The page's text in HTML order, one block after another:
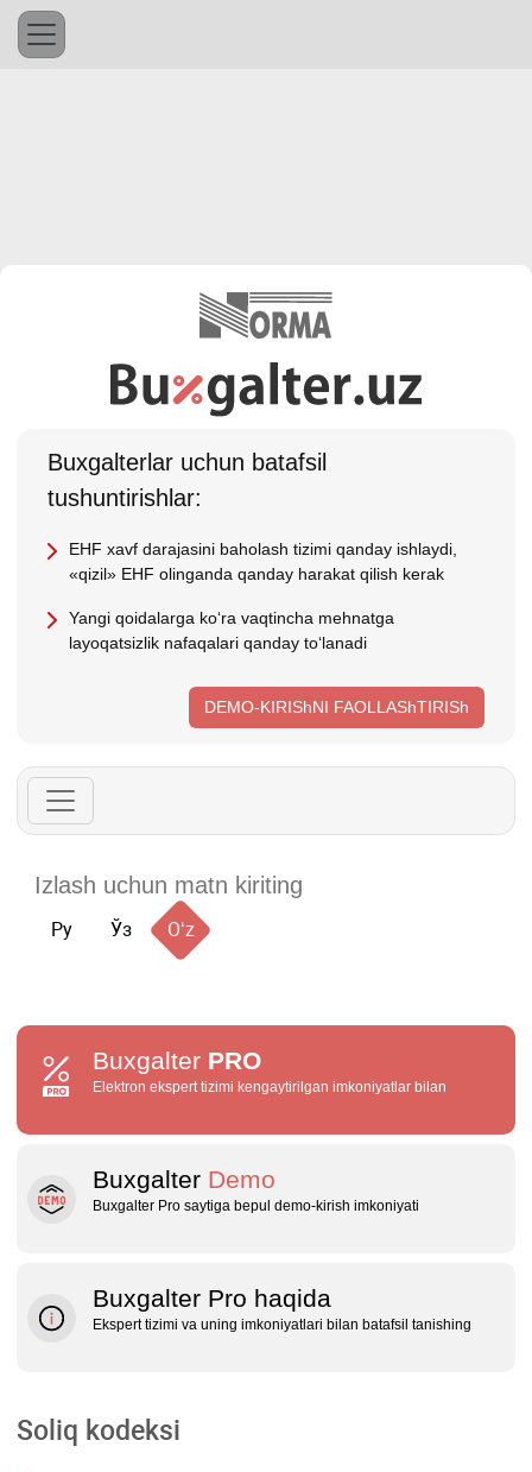
Buхgalterlar uchun batafsil
tushuntirishlar:
EHF хavf darajasini baholash tizimi qanday ishlaydi,
«qizil» EHF olinganda qanday harakat qilish kerak
Yangi qoidalarga koʻra vaqtincha mehnatga
layoqatsizlik nafaqalari qanday toʻlanadi
DEMO-KIRIShNI FAOLLAShTIRISh
Ру Ўз Oʻz
Buxgalter PRO
Elektron ekspert tizimi kengaytirilgan imkoniyatlar bilan
Buxgalter Demo
Buxgalter Pro saytiga bepul demo‑kirish imkoniyati
Buxgalter Pro haqida
Ekspert tizimi va uning imkoniyatlari bilan batafsil tanishing
Soliq kodeksi